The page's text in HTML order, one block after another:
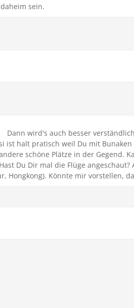
sein.
Dann wird's auch besser
ist halt pratisch weil Du mit
schöne Plätze in der Gegend.
Du Dir mal die Flüge
Hongkong). Könnte mir vorstellen,